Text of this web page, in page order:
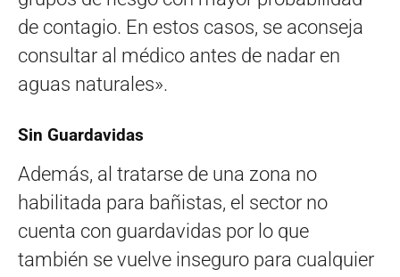
de contagio. En estos casos, se aconseja
consultar al médico antes de nadar en
aguas naturales».
Sin Guardavidas
Además, al tratarse de una zona no
habilitada para bañistas, el sector no
cuenta con guardavidas por lo que
también se vuelve inseguro para cualquier